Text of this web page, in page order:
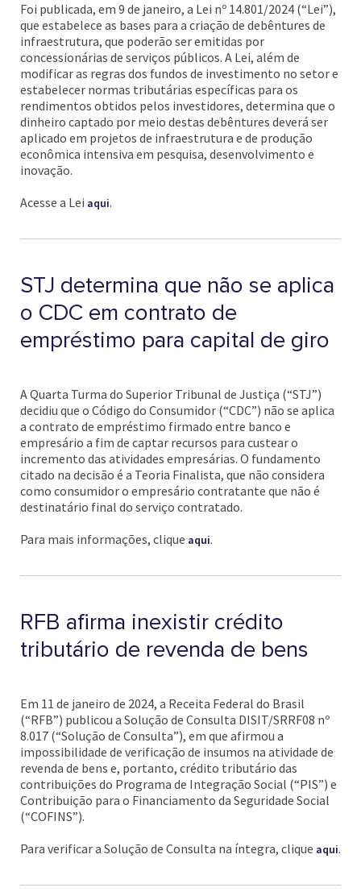
Foi publicada, em 9 de janeiro, a Lei nº 14.801/2024 (“Lei”),
que estabelece as bases para a criação de debêntures de
infraestrutura, que poderão ser emitidas por
concessionárias de serviços públicos. A Lei, além de
modificar as regras dos fundos de investimento no setor e
estabelecer normas tributárias específicas para os
rendimentos obtidos pelos investidores, determina que o
dinheiro captado por meio destas debêntures deverá ser
aplicado em projetos de infraestrutura e de produção
econômica intensiva em pesquisa, desenvolvimento e
inovação.
Acesse a Lei aqui.
STJ determina que não se aplica
o CDC em contrato de
empréstimo para capital de giro
A Quarta Turma do Superior Tribunal de Justiça (“STJ”)
decidiu que o Código do Consumidor (“CDC”) não se aplica
a contrato de empréstimo firmado entre banco e
empresário a fim de captar recursos para custear o
incremento das atividades empresárias. O fundamento
citado na decisão é a Teoria Finalista, que não considera
como consumidor o empresário contratante que não é
destinatário final do serviço contratado.
Para mais informações, clique aqui.
RFB afirma inexistir crédito
tributário de revenda de bens
Em 11 de janeiro de 2024, a Receita Federal do Brasil
(“RFB”) publicou a Solução de Consulta DISIT/SRRF08 nº
8.017 (“Solução de Consulta”), em que afirmou a
impossibilidade de verificação de insumos na atividade de
revenda de bens e, portanto, crédito tributário das
contribuições do Programa de Integração Social (“PIS”) e
Contribuição para o Financiamento da Seguridade Social
(“COFINS”).
Para verificar a Solução de Consulta na íntegra, clique aqui.